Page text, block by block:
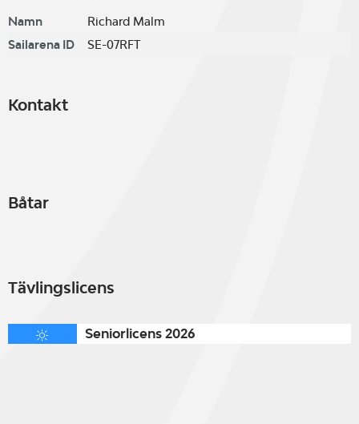
Namn
Richard Malm
Sailarena ID
SE-07RFT
Kontakt
Båtar
Tävlingslicens
Seniorlicens 2026